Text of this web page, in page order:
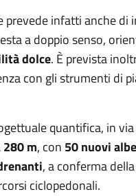
prevede infatti anche di
a doppio senso,
dolce. È prevista
con gli strumenti di
quantifica, in
280 m, con 50 nuovi
, a conferma
ciclopedonali.